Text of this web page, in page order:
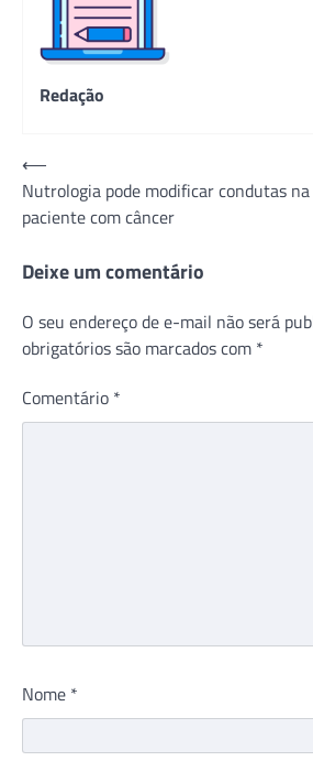
Redação
Navegação
de
Post
⟵
Nutrologia pode modificar condutas
paciente com câncer
Deixe um comentário
O seu endereço de e-mail não será
obrigatórios são marcados com *
Comentário *
Nome *